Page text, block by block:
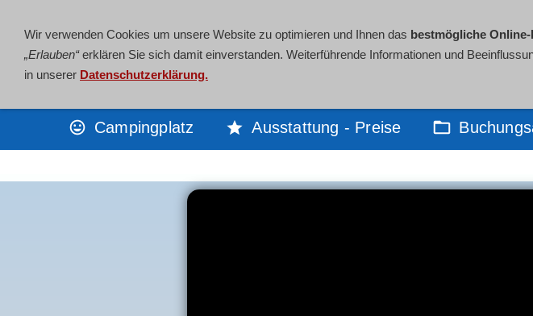
Campingplatz Ausstattung - Preise
Wir verwenden Cookies um unsere Website zu optimieren und Ihnen das bestmögliche
„Erlauben“erklären Sie sich damit einverstanden. Weiterführende Informationen und
in unserer Datenschutzerklärung.